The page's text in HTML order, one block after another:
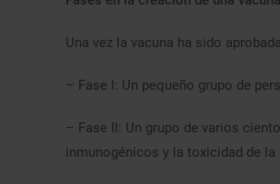
Una vez la vacuna ha sido
– Fase I: Un pequeño grupo de
– Fase II: Un grupo de varios
inmunogénicos y la toxicidad de la